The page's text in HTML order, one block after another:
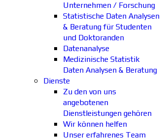
Unternehmen / Forschung
Statistische Daten Analysen
& Beratung für Studenten
und Doktoranden
Datenanalyse
Medizinische Statistik
Daten Analysen & Beratung
Dienste
Zu den von uns
angebotenen
Dienstleistungen gehören
Wir können helfen
Unser erfahrenes Team